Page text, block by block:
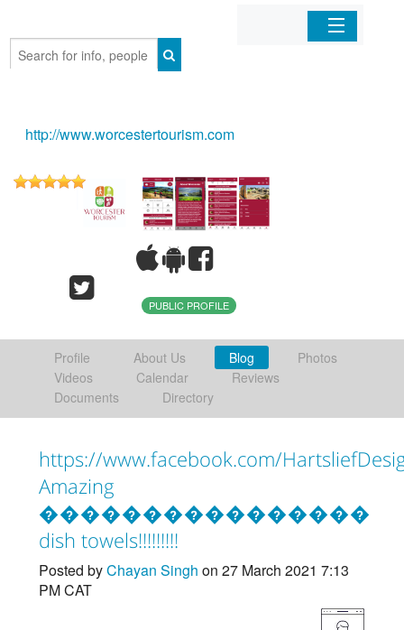
Mobile Apps
http://www.worcestertourism.com
PUBLIC PROFILE
Profile About Us Blog
Photos
Videos
Calendar
Reviews
Documents
Directory
https://www.facebook.com/
Amazing
����������������
dish towels!!!!!!!!!
Posted byChayan Singh on 27 March 2021 7:13
PM CAT